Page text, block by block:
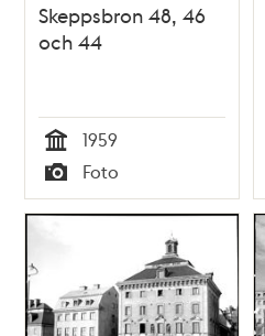
Skeppsbron 48, 46
och 44
Tid
1959
Typ
Foto